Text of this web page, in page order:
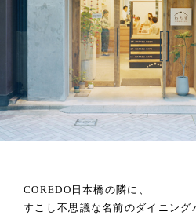
COREDO日本橋の隣に、
すこし不思議な名前のダイニング